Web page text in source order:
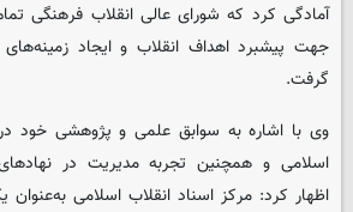
آمادگی کرد که شورای عالی انقلاب فرهنگی
جهت پیشبرد اهداف انقلاب و ایجاد
گرفت.
وی با اشاره به سوابق علمی و پژوهشی خود
اسلامی و همچنین تجربه مدیریت در
اظهار کرد: مرکز اسناد انقلاب اسلامی